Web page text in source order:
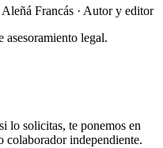
Francás · Autor y editor
legal.
lo solicitas, te ponemos en
colaborador independiente.